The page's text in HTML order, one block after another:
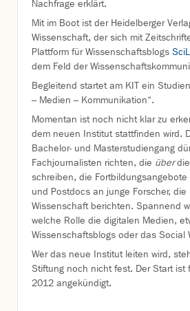
Nachfrage erklärt.
Mit im Boot ist der Heidelberger
Wissenschaft, der sich mit
Plattform für Wissenschaftsblogs
dem Feld der
Begleitend startet am KIT ein
– Medien – Kommunikation“.
Momentan ist noch nicht klar zu
dem neuen Institut stattfinden wird.
Bachelor- und Masterstudiengang
Fachjournalisten richten, die über
schreiben, die
und Postdocs an junge Forscher, die
Wissenschaft berichten. Spannend
welche Rolle die digitalen Medien,
Wissenschaftsblogs oder das Social
Wer das neue Institut leiten wird,
Stiftung noch nicht fest. Der Start ist
2012 angekündigt.